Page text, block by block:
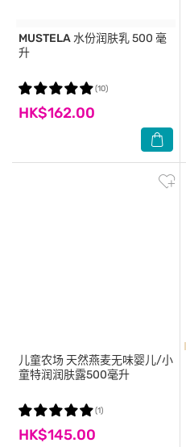
MUSTELA水份润肤乳 500 毫
升
HK$162.00
(10)
儿童农场 天然燕麦无味婴儿/小
童特润润肤露500毫升
HK$145.00
(1)